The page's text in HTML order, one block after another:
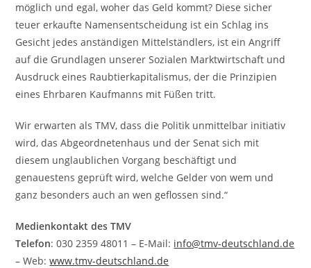
möglich und egal, woher das Geld kommt? Diese sicher
teuer erkaufte Namensentscheidung ist ein Schlag ins
Gesicht jedes anständigen Mittelständlers, ist ein Angriff
auf die Grundlagen unserer Sozialen Marktwirtschaft und
Ausdruck eines Raubtierkapitalismus, der die Prinzipien
eines Ehrbaren Kaufmanns mit Füßen tritt.
Wir erwarten als TMV, dass die Politik unmittelbar initiativ
wird, das Abgeordnetenhaus und der Senat sich mit
diesem unglaublichen Vorgang beschäftigt und
genauestens geprüft wird, welche Gelder von wem und
ganz besonders auch an wen geflossen sind.“
Medienkontakt des TMV
Telefon: 030 2359 48011 – E-Mail: info@tmv-deutschland.de
– Web:www.tmv-deutschland.de